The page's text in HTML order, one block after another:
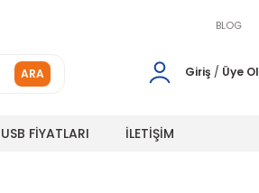
ARA
BLOG
Giriş / Üye Ol
USB FİYATLARI İLETİŞİM